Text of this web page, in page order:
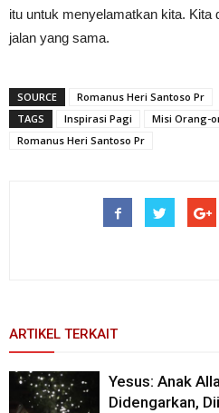
itu untuk menyelamatkan kita. Kita
jalan yang sama.
SOURCE
Romanus Heri Santoso Pr
TAGS
Inspirasi Pagi
Misi Orang-
Romanus Heri Santoso Pr
ARTIKEL TERKAIT
Yesus: Anak
Didengarkan,